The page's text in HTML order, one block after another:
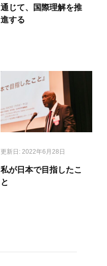
通じて、国際理解を推
進する
更新日: 2022年6月28日
私が日本で目指したこ
と